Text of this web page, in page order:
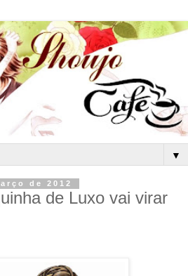
▼
de 2012
de Luxo vai virar